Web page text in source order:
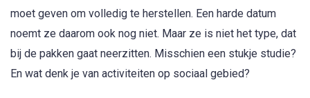
moet geven om volledig te herstellen. Een harde datum
noemt ze daarom ook nog niet. Maar ze is niet het type, dat
bij de pakken gaat neerzitten. Misschien een stukje studie?
En wat denk je van activiteiten op sociaal gebied?